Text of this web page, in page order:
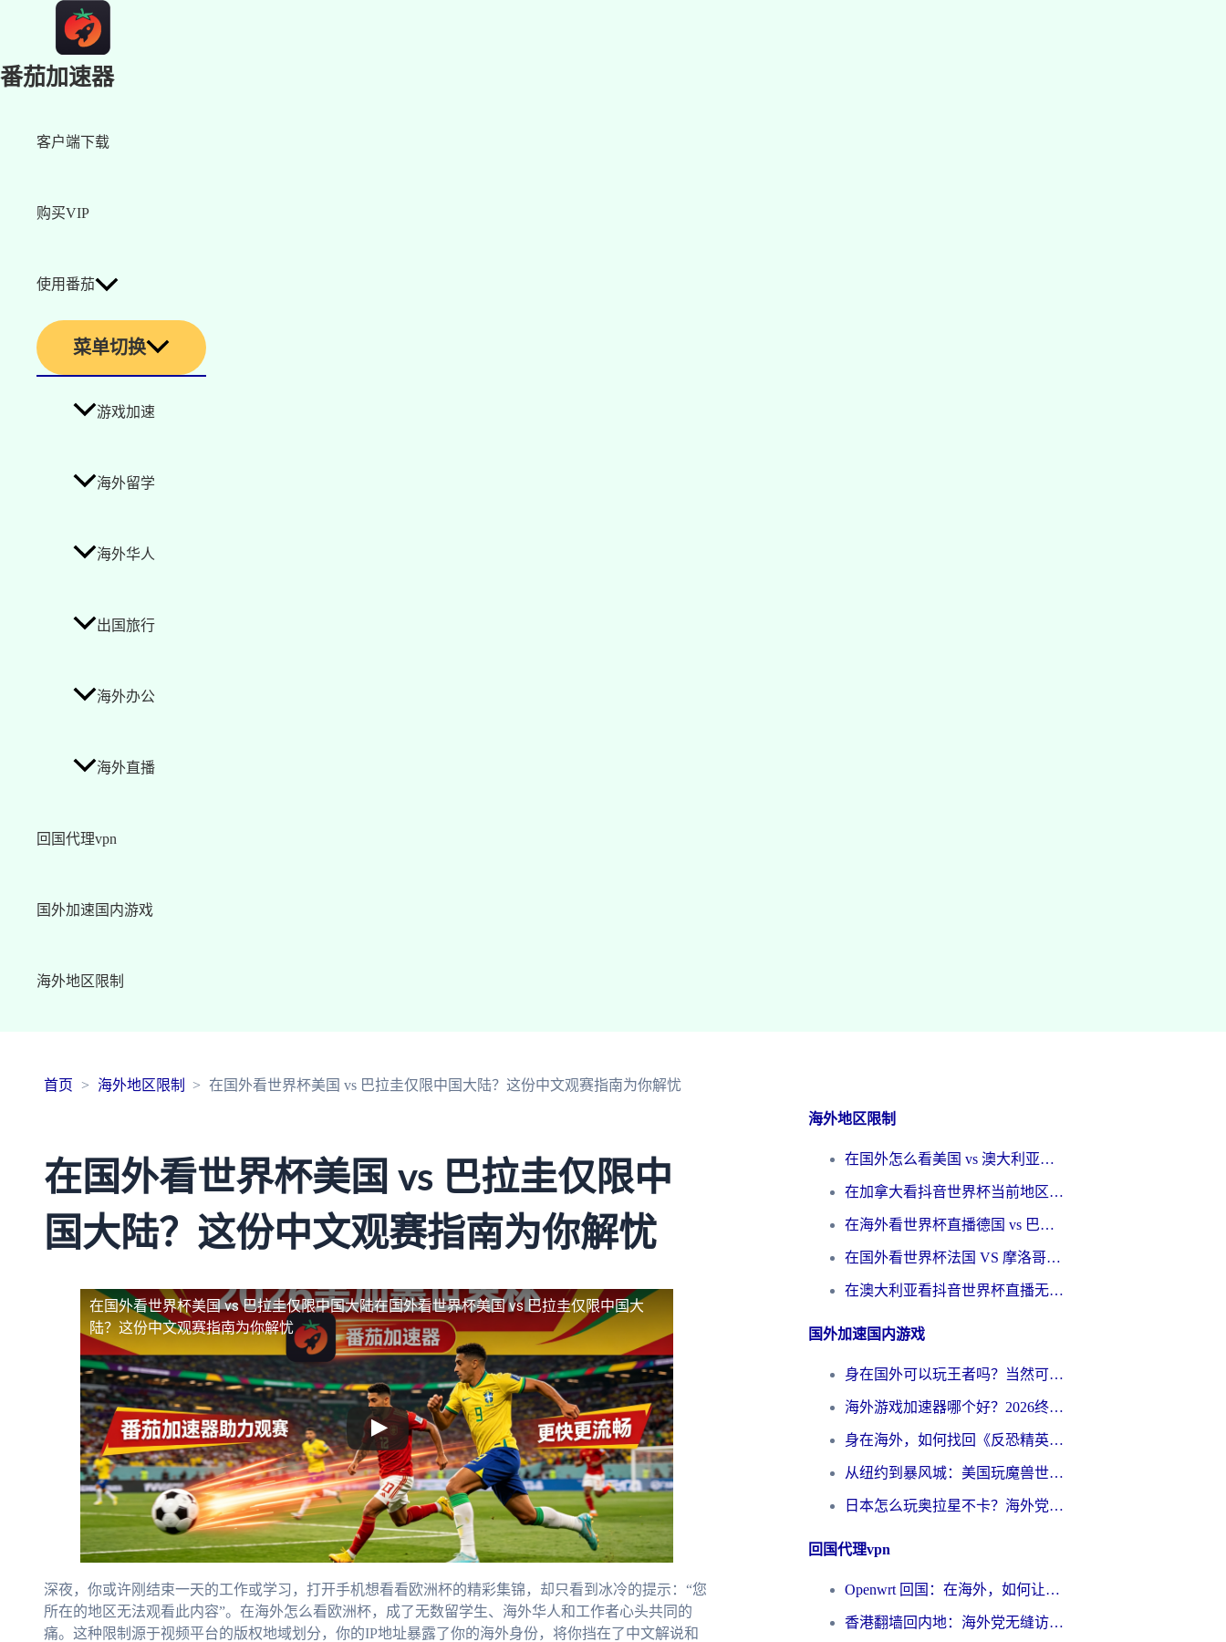
番茄加速器
客户端下载
购买VIP
使用番茄
菜单切换
游戏加速
海外留学
海外华人
出国旅行
海外办公
海外直播
回国代理vpn
国外加速国内游戏
海外地区限制
首页 海外地区限制 在国外看世界杯美国 vs 巴拉圭仅限中国大陆？这份中文观赛指南为你解忧
在国外看世界杯美国 vs 巴拉圭仅限中
国大陆？这份中文观赛指南为你解忧
在国外看世界杯美国 vs 巴拉圭仅限中国大陆在国外看世界杯美国 vs 巴拉圭仅限中国大
陆？这份中文观赛指南为你解忧
深夜，你或许刚结束一天的工作或学习，打开手机想看看欧洲杯的精彩集锦，却只看到冰冷的提示：“您
所在的地区无法观看此内容”。在海外怎么看欧洲杯，成了无数留学生、海外华人和工作者心头共同的
痛。这种限制源于视频平台的版权地域划分，你的IP地址暴露了你的海外身份，将你挡在了中文解说和
海外地区限制
在国外怎么看美国 vs 澳大利亚世界杯直播？海外党必藏的中文解说观赛指南
在加拿大看抖音世界杯当前地区不可播放？海外党体育观赛终极指南
在海外看世界杯直播德国 vs 巴拉圭当前IP受限制？这篇指南帮你轻松解决地区限制
在国外看世界杯法国 VS 摩洛哥仅限中国大陆？别让地域限制拦下你的欢呼
在澳大利亚看抖音世界杯直播无法播放？海外党体育观赛终极指南来了！
国外加速国内游戏
身在国外可以玩王者吗？当然可以，但你需要这份“加速”指南
海外游戏加速器哪个好？2026终极指南帮你畅玩国服+解决卡顿难题
身在海外，如何找回《反恐精英：全球攻势》国服的丝滑手感？一份给你的终极指南
从纽约到暴风城：美国玩魔兽世界，如何找到你的最佳网络航线
日本怎么玩奥拉星不卡？海外党国服游戏加速器选择全攻略
回国代理vpn
Openwrt 回国：在海外，如何让家的网络触手可及
香港翻墙回内地：海外党无缝访问国内资源的加速器选择全攻略